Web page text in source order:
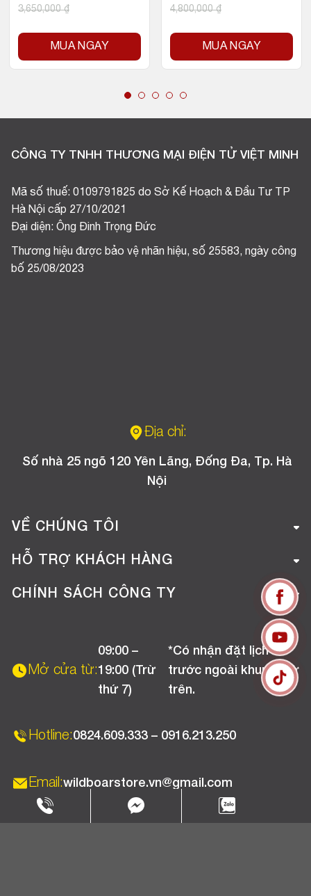
3,650,000₫
MUA NGAY
4,800,000₫
MUA NGAY
CÔNG TY TNHH THƯƠNG MẠI ĐIỆN TỬ VIỆT MINH
Mã số thuế: 0109791825 do Sở Kế Hoạch & Đầu Tư TP
Hà Nội cấp 27/10/2021
Đại diện: Ông Đinh Trọng Đức
Thương hiệu được bảo vệ nhãn hiệu, số 25583, ngày công
bố 25/08/2023
Địa chỉ:
Số nhà 25 ngõ 120 Yên Lãng, Đống Đa, Tp. Hà
Nội
VỀ CHÚNG TÔI
Giới thiệu công ty
Tuyển dụng
HỖ TRỢ KHÁCH HÀNG
Hướng dẫn mua hàng online
Chương trình khuyến mãi
CHÍNH SÁCH CÔNG TY
Chính sách bảo hành
Mở cửa từ:
09:00 –
19:00 (Trừ
thứ 7)
*Có nhận đặt lịch
trước ngoài khung giờ
trên.
Hotline:0824.609.333 – 0916.213.250
Email:wildboarstore.vn@gmail.com